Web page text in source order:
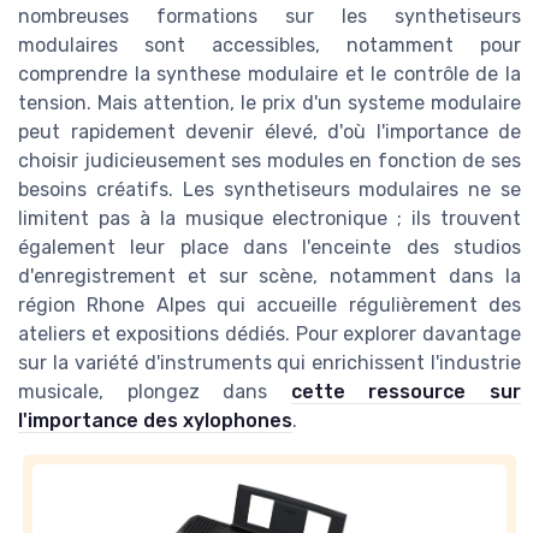
nombreuses formations sur les synthetiseurs
modulaires sont accessibles, notamment pour
comprendre la synthese modulaire et le contrôle de la
tension. Mais attention, le prix d'un systeme modulaire
peut rapidement devenir élevé, d'où l'importance de
choisir judicieusement ses modules en fonction de ses
besoins créatifs. Les synthetiseurs modulaires ne se
limitent pas à la musique electronique ; ils trouvent
également leur place dans l'enceinte des studios
d'enregistrement et sur scène, notamment dans la
région Rhone Alpes qui accueille régulièrement des
ateliers et expositions dédiés. Pour explorer davantage
sur la variété d'instruments qui enrichissent l'industrie
musicale, plongez dans cette ressource sur
l'importance des xylophones.